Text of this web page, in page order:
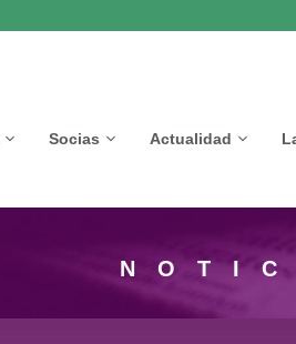
Socias Actualidad